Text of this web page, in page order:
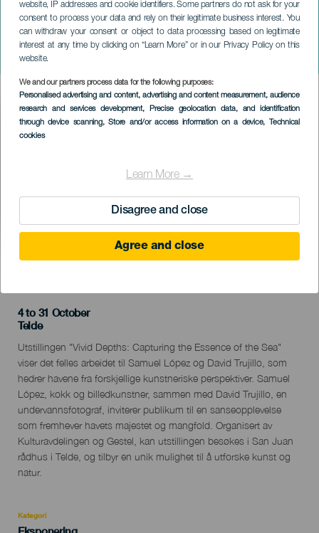
website, IP addresses and cookie identifiers. Some partners do not ask for your
consent to process your data and rely on their legitimate business interest. You
can withdraw your consent or object to data processing based on legitimate
interest at any time by clicking on “Learn More” or in our Privacy Policy on this
website.
We and our partners process data for the following purposes:
Personalised advertising and content, advertising and content measurement, audience
research and services development, Precise geolocation data, and identification
through device scanning, Store and/or access information on a device, Technical
cookies
Learn More →
Disagree and close
Agree and close
Midlertidig utstilling: Vivid
Depths
GRAN CANARIA
Imagen
Listado
4 to 31 October
Localidad
Telde
Descripción
del
evento
Utstillingen "Vivid Depths: Capturing the Essence of the Sea"
viser det felles arbeidet til Samuel López og David Trujillo, som
hedrer havene fra forskjellige kunstneriske perspektiver. Samuel
López, kokk og billedkunstner, sammen med David Trujillo, en
undervannsfotograf, inviterer publikum til en sanseopplevelse
som fremhever havets majestet og mangfold. Organisert av
Kulturavdelingen og Gestel, kan utstillingen besøkes i San Juan
rådhus i Telde, og tilbyr en unik mulighet til å utforske kunst og
natur.
Kategori
Categoría